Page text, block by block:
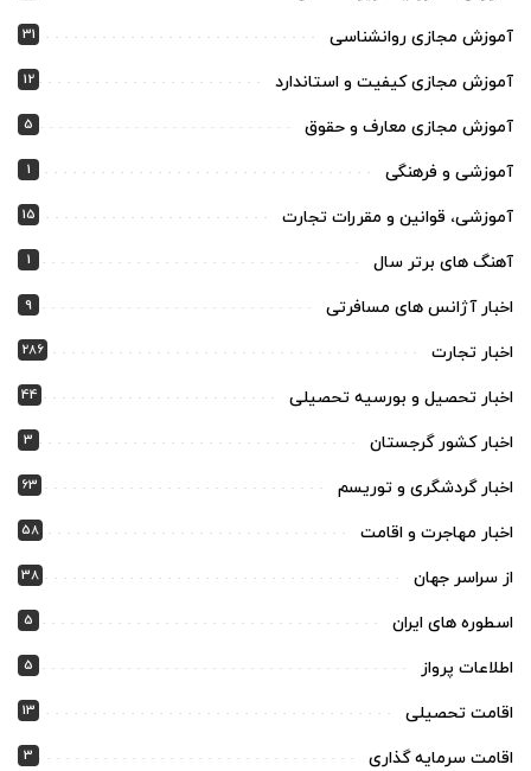
آموزش مجازی روانشناسی 31
آموزش مجازی کیفیت و استاندارد 12
آموزش مجازی معارف و حقوق 5
آموزشی و فرهنگی 1
آموزشی، قوانین و مقررات تجارت 15
آهنگ های برتر سال 1
اخبار آژانس های مسافرتی 9
اخبار تجارت 286
اخبار تحصیل و بورسیه تحصیلی 44
اخبار کشور گرجستان 3
اخبار گردشگری و توریسم 63
اخبار مهاجرت و اقامت 58
از سراسر جهان 38
اسطوره های ایران 5
اطلاعات پرواز 5
اقامت تحصیلی 13
اقامت سرمایه گذاری 3